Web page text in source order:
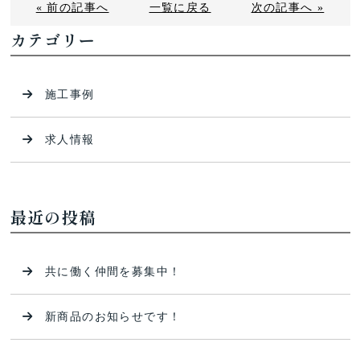
« 前の記事へ 一覧に戻る 次の記事へ »
カテゴリー
施工事例
求人情報
最近の投稿
共に働く仲間を募集中！
新商品のお知らせです！